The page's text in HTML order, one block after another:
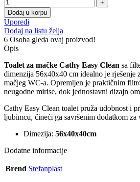
Dodaj u korpu
Uporedi
Dodaj na listu želja
6 Osoba gleda ovaj proizvod!
Opis
Toalet za mačke Cathy Easy Clean sa
dimenzija 56x40x40 cm idealno je rješenje
mačjeg WC-a. Opremljen je praktičnim
neugodne mirise, dok jednostavni dizajn
Cathy Easy Clean toalet pruža udobnost i
ljubimcu, čineći ga savršenim dodatkom za
Dimezija: 56x40x40cm
Dodatne informacije
Brend Stefanplast